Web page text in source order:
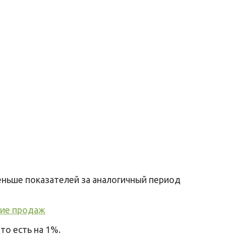
показателей за аналогичный период
продаж
есть на 1%.